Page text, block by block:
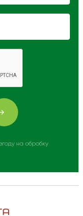
на обробку